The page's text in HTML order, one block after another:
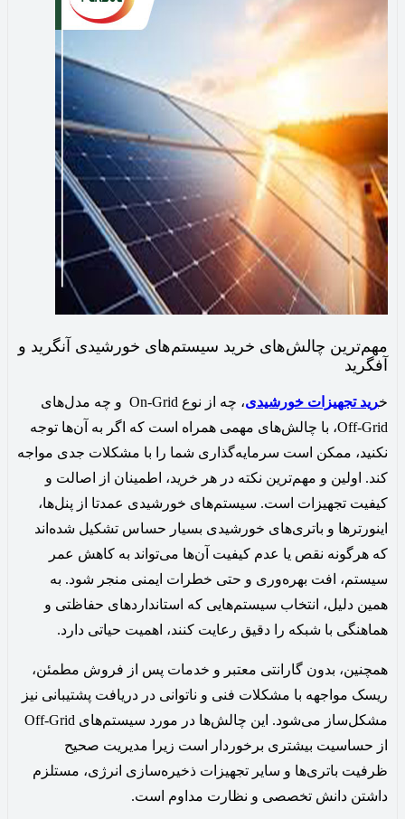
مهم‌ترین چالش‌های خرید سیستم‌های خورشیدی آنگرید و
آفگرید
خرید تجهیزات خورشیدی
، چه از نوع On-Grid و چه مدل‌های
Off-Grid، با چالش‌های مهمی همراه است که اگر به آن‌ها توجه
نکنید، ممکن است سرمایه‌گذاری شما را با مشکلات جدی مواجه
کند. اولین و مهم‌ترین نکته در هر خرید، اطمینان از اصالت و
کیفیت تجهیزات است. سیستم‌های خورشیدی عمدتا از پنل‌ها،
اینورترها و باتری‌های خورشیدی بسیار حساس تشکیل شده‌اند
که هرگونه نقص یا عدم کیفیت آن‌ها می‌تواند به کاهش عمر
سیستم، افت بهره‌وری و حتی خطرات ایمنی منجر شود. به
همین دلیل، انتخاب سیستم‌هایی که استانداردهای حفاظتی و
هماهنگی با شبکه را دقیق رعایت کنند، اهمیت حیاتی دارد.
همچنین، بدون گارانتی معتبر و خدمات پس از فروش مطمئن،
ریسک مواجهه با مشکلات فنی و ناتوانی در دریافت پشتیبانی نیز
مشکل‌ساز می‌شود. این چالش‌ها در مورد سیستم‌های Off-Grid
از حساسیت بیشتری برخوردار است زیرا مدیریت صحیح
ظرفیت باتری‌ها و سایر تجهیزات ذخیره‌سازی انرژی، مستلزم
داشتن دانش تخصصی و نظارت مداوم است.